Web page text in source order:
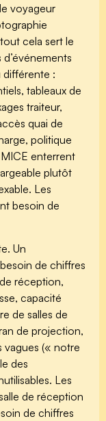
voyageur
cela sert le
:
tableaux de
traiteur,
quai de
politique
enterrent
plutôt
Les
besoin de
Un
de chiffres
réception,
capacité
de salles de
de projection,
vagues (« notre
des
Les
de réception
de chiffres